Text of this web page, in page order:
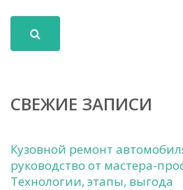
СВЕЖИЕ ЗАПИСИ
Кузовной ремонт
руководство от мастера-
Технологии, этапы, выгода